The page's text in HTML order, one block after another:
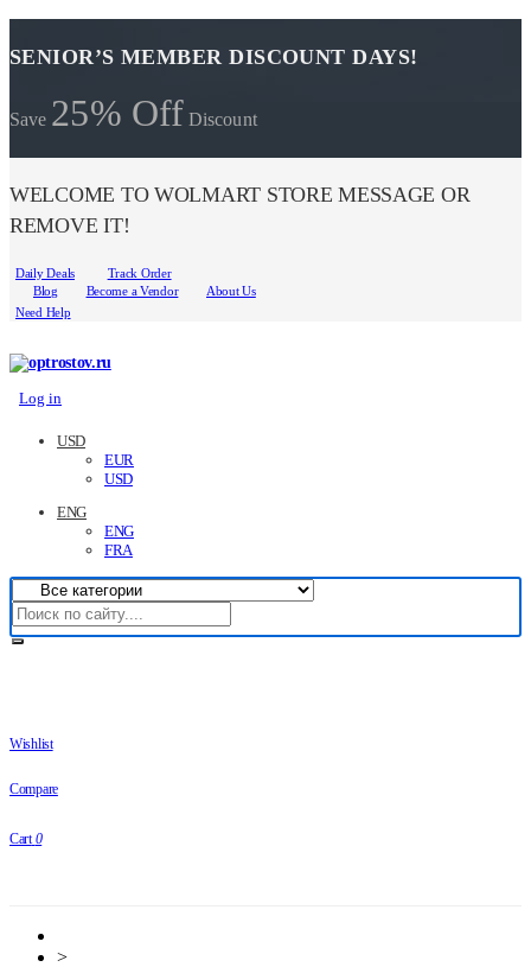
SENIOR’S MEMBER DISCOUNT DAYS!
Save 25% Off Discount
WELCOME TO WOLMART STORE MESSAGE OR
REMOVE IT!
Daily Deals
Track Order
Blog
Become a Vendor
About Us
Need Help
Log in
USD
EUR
USD
ENG
ENG
FRA
Wishlist
Compare
Cart 0
>